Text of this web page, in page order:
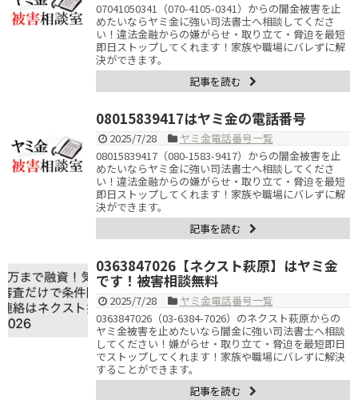
07041050341（070-4105-0341）からの闇金被害を止
めたいならヤミ金に強い司法書士へ相談してくださ
い！違法金融からの嫌がらせ・取り立て・脅迫を最短
即日ストップしてくれます！家族や職場にバレずに解
決ができます。
記事を読む
08015839417はヤミ金の電話番号
2025/7/28
ヤミ金電話番号一覧
08015839417（080-1583-9417）からの闇金被害を止
めたいならヤミ金に強い司法書士へ相談してくださ
い！違法金融からの嫌がらせ・取り立て・脅迫を最短
即日ストップしてくれます！家族や職場にバレずに解
決ができます。
記事を読む
0363847026【ネクスト萩原】はヤミ金
です！被害相談無料
2025/7/28
ヤミ金電話番号一覧
0363847026（03-6384-7026）のネクスト萩原からの
ヤミ金被害を止めたいなら闇金に強い司法書士へ相談
してください！嫌がらせ・取り立て・脅迫を最短即日
でストップしてくれます！家族や職場にバレずに解決
することができます。
記事を読む